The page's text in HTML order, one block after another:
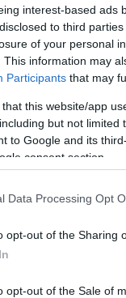
interest-based ads
to third
of your personal
This information may
Participants that may
that this website/app
but not limited
to Google and its
consent section.
Data Processing Opt
opt-out of the Sharing
opt-out of the Sale of